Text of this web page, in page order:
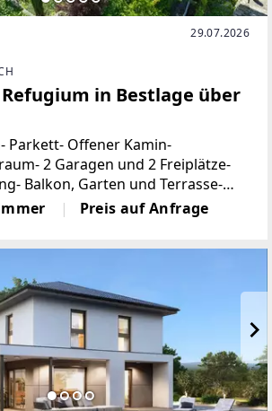
29.07.2026
in Bestlage über
Parkett- Offener Kamin-
2 Garagen und 2 Freiplätze-
Balkon, Garten und Terrasse-
außergewöhnliche Liegenschaft
Preis auf Anfrage